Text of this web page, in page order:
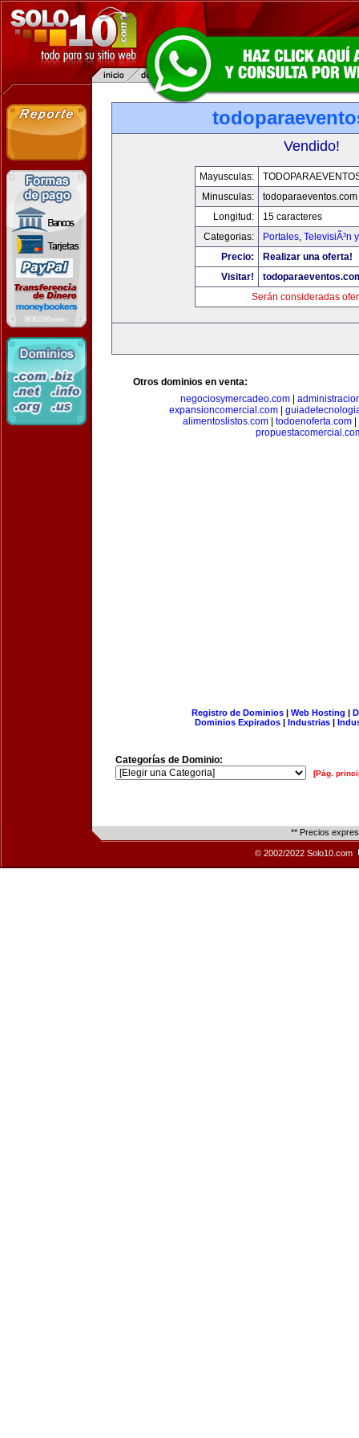
Vendido!
Mayusculas:
Minusculas:
todoparaeventos.com
Longitud:
15 caracteres
Categorias:
Portales, TelevisiÃ³n
Precio:
Realizar una oferta!
Visitar!
Serán consideradas
Otros dominios en venta:
negociosymercadeo.com|
expansioncomercial.com|
alimentoslistos.com| todoenoferta.com|
Registro de Dominios| Web Hosting |
Dominios Expirados | Industrias |
Categorías de Dominio:
[Pág.
** Precios
© 2002/2022 Solo10.com